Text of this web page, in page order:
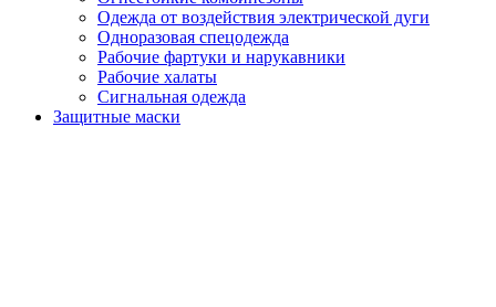
Одежда от воздействия электрической дуги
Одноразовая спецодежда
Рабочие фартуки и нарукавники
Рабочие халаты
Сигнальная одежда
Защитные маски